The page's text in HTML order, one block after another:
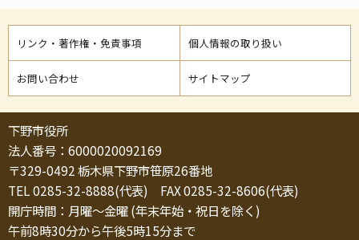
リンク・著作権・免責事項 個人情報の取り扱い
お問い合わせ サイトマップ
下野市役所
法人番号：6000020092169
〒329-0492 栃木県下野市笹原26番地
TEL 0285-32-8888(代表) FAX 0285-32-8606(代表)
開庁時間：月曜～金曜 (年末年始・祝日を除く)
午前8時30分から午後5時15分まで